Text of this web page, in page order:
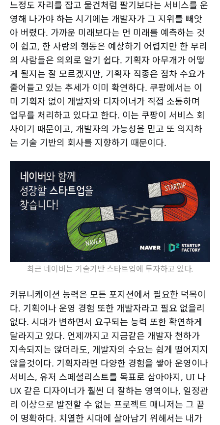
느정도 자리를 잡고 물건처럼 팔기보다는 서비스를 운
영해 나가야 하는 시기에는 개발자가 그 지위를 빼앗
아 버렸다. 가까운 미래보다는 먼 미래를 예측하는 것
이 쉽고, 한 사람의 행동은 예상하기 어렵지만 한 무리
의 사람들은 의외로 알기 쉽다. 기획자 아무개가 어떻
게 될지는 잘 모르겠지만, 기획자 직종은 점차 수요가
줄어들고 있는 추세가 이미 확연하다. 쿠팡에서는 이
미 기획자 없이 개발자와 디자이너가 직접 소통하며
업무를 처리하고 있다고 한다. 이는 쿠팡이 서비스 회
사이기 때문이고, 개발자의 가능성을 믿고 또 의지하
는 기술 기반의 회사를 지향하기 때문이다.
최근 네이버는 기술기반 스타트업에 투자하고 있다.
커뮤니케이션 능력은 모든 포지션에서 필요한 덕목이
다. 기획이나 운영 경험 또한 개발자라고 필요 없을리
없다. 시대가 변하면서 요구되는 능력 또한 확연하게
달라지고 있다. 언제까지고 지금같은 개발자 천하가
지속되지는 않더라도, 개발자의 수요는 쉽게 떨어지지
않을것이다. 기획자라면 다양한 경험을 쌓아 운영이나
서비스, 유저 스페셜리스트를 목표로 삼아야지, UI 나
UX 같은 디자이너가 훨씬 더 잘하는 영역이나, 일정관
리 이상으로 발전할 수 없는 프로젝트 매니저는 그 끝
이 명확하다. 치열한 시대에 살아남기 위해서는 내가